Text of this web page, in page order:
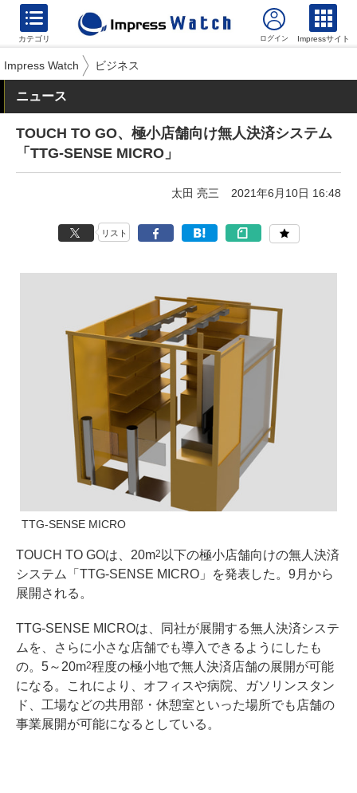
カテゴリ Impressサイト
Impress Watch ビジネス
ニュース
TOUCH TO GO、極小店舗向け無人決済システム
「TTG-SENSE MICRO」
太田 亮三 2021年6月10日 16:48
リスト
TTG-SENSE MICRO
TOUCH TO GOは、20m2 以下の極小店舗向けの無人決済
システム「TTG-SENSE MICRO」を発表した。9月から
展開される。
TTG-SENSE MICROは、同社が展開する無人決済システ
ムを、さらに小さな店舗でも導入できるようにしたも
の。5～20m2程度の極小地で無人決済店舗の展開が可能
になる。これにより、オフィスや病院、ガソリンスタン
ド、工場などの共用部・休憩室といった場所でも店舗の
事業展開が可能になるとしている。